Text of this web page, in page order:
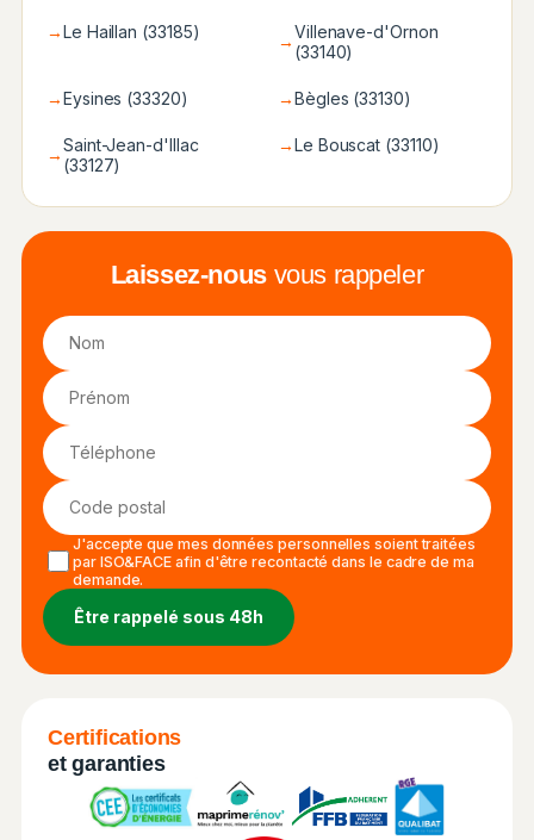
→Le Haillan (33185) →Villenave-d'Ornon
(33140)
→Eysines (33320) →Bègles (33130)
→Saint-Jean-d'Illac
(33127)
→Le Bouscat (33110)
Laissez-nous vous rappeler
J'accepte que mes données personnelles soient traitées
par ISO&FACE afin d'être recontacté dans le cadre de ma
demande.
Certifications
et garanties